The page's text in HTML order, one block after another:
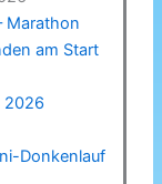
Marathon
am Start
2026
Donkenlauf